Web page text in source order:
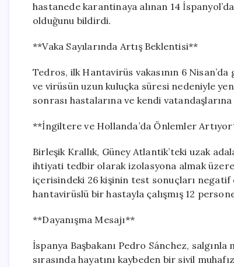
hastanede karantinaya alınan 14
olduğunu bildirdi.
**Vaka Sayılarında Artış Beklentisi**
Tedros, ilk Hantavirüs vakasının 6
ve virüsün uzun kuluçka süresi nedeniyle
sonrası hastalarına ve kendi
**İngiltere ve Hollanda’da Önlemler
Birleşik Krallık, Güney Atlantik’teki uzak
ihtiyati tedbir olarak izolasyona almak
içerisindeki 26 kişinin test sonuçları negatif
hantavirüslü bir hastayla çalışmış 12
**Dayanışma Mesajı**
İspanya Başbakanı Pedro Sánchez,
sırasında hayatını kaybeden bir sivil